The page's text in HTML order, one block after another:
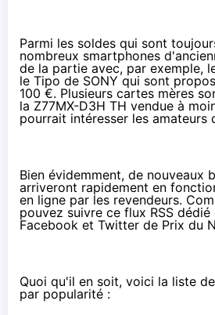
Parmi les soldes qui sont
nombreux smartphones
de la partie avec, par exemple,
le Tipo de SONY qui sont
100 €. Plusieurs cartes mères
la Z77MX-D3H TH vendue à
pourrait intéresser les amateurs
Bien évidemment, de nouveaux
arriveront rapidement en
en ligne par les revendeurs.
pouvez suivre ce flux RSS dédié
Facebook et Twitter de Prix du
Quoi qu'il en soit, voici la liste
par popularité :